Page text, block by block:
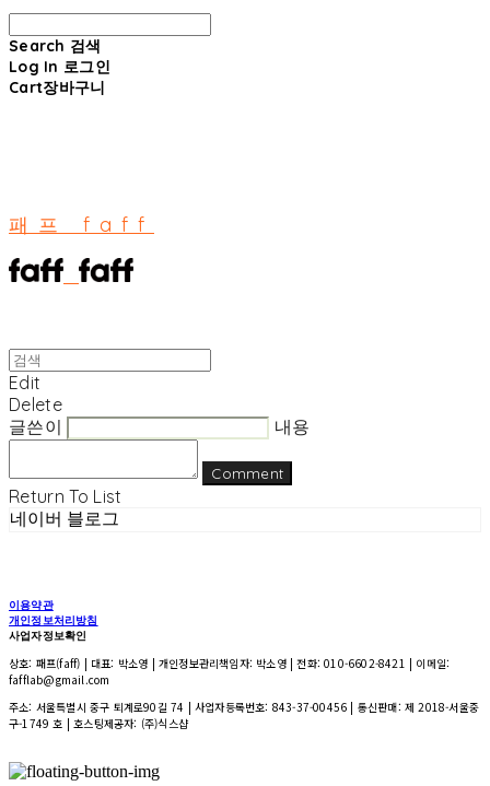
Search 검색
Log In 로그인
Cart장바구니
패프 faff
Edit
Delete
글쓴이
내용
Comment
Return To List
네이버 블로그
이용약관
개인정보처리방침
사업자정보확인
상호: 패프(faff) | 대표: 박소영 | 개인정보관리책임자: 박소영 | 전화: 010-6602-8421 | 이메일:
fafflab@gmail.com
주소: 서울특별시 중구 퇴계로90길 74 | 사업자등록번호: 843-37-00456 | 통신판매:제 2018-서울중
구-1749 호 | 호스팅제공자: (주)식스샵